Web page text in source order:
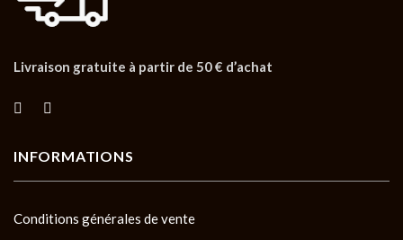
Livraison gratuite à partir de 50 € d’achat
INFORMATIONS
Conditions générales de vente